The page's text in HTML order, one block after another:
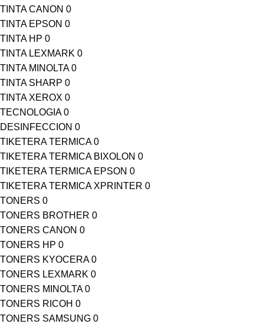
TINTA CANON 0
TINTA EPSON 0
TINTA HP 0
TINTA LEXMARK 0
TINTA MINOLTA 0
TINTA SHARP 0
TINTA XEROX 0
TECNOLOGIA 0
DESINFECCION 0
TIKETERA TERMICA 0
TIKETERA TERMICA BIXOLON 0
TIKETERA TERMICA EPSON 0
TIKETERA TERMICA XPRINTER 0
TONERS 0
TONERS BROTHER 0
TONERS CANON 0
TONERS HP 0
TONERS KYOCERA 0
TONERS LEXMARK 0
TONERS MINOLTA 0
TONERS RICOH 0
TONERS SAMSUNG 0